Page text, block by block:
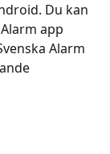
Du kan
app
Alarm